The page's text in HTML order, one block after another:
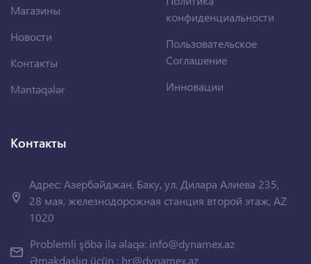
Магазины
Новости
Контакты
Məntəqələr
конфиденциальности
Пользовательское
Соглашение
Инновации
Контакты
Адрес: Азербайджан, Баку, ул. Дилара Алиева 235,
28 мая, железнодорожная станция второй этаж, AZ
1020
Problemli şöbə ilə əlaqə: info@dynamex.az
Əməkdaşlıq üçün : hr@dynamex.az